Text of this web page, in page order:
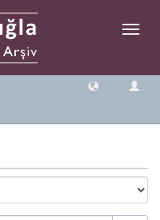
Geçiş